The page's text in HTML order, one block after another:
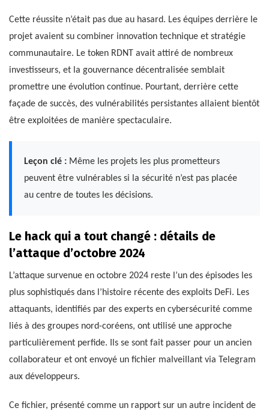
Cette réussite n’était pas due au hasard. Les équipes derrière le
projet avaient su combiner innovation technique et stratégie
communautaire. Le token RDNT avait attiré de nombreux
investisseurs, et la gouvernance décentralisée semblait
promettre une évolution continue. Pourtant, derrière cette
façade de succès, des vulnérabilités persistantes allaient bientôt
être exploitées de manière spectaculaire.
Leçon clé : Même les projets les plus prometteurs
peuvent être vulnérables si la sécurité n’est pas placée
au centre de toutes les décisions.
Le hack qui a tout changé : détails de
l’attaque d’octobre 2024
L’attaque survenue en octobre 2024 reste l’un des épisodes les
plus sophistiqués dans l’histoire récente des exploits DeFi. Les
attaquants, identifiés par des experts en cybersécurité comme
liés à des groupes nord-coréens, ont utilisé une approche
particulièrement perfide. Ils se sont fait passer pour un ancien
collaborateur et ont envoyé un fichier malveillant via Telegram
aux développeurs.
Ce fichier, présenté comme un rapport sur un autre incident de